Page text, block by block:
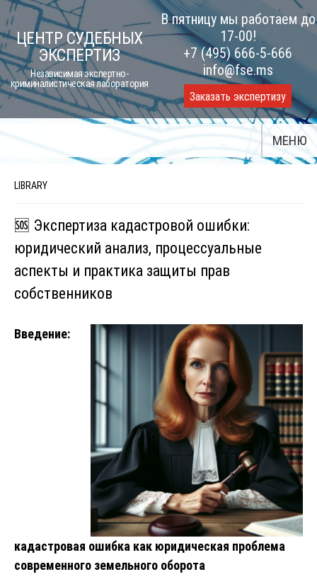
Skip
to
content
ЦЕНТР СУДЕБНЫХ
ЭКСПЕРТИЗ
Независимая экспертно-
криминалистическая лаборатория
В пятницу мы работаем до
17-00!
+7 (495) 666-5-666
info@fse.ms
Заказать экспертизу
МЕНЮ
LIBRARY
🆘 Экспертиза кадастровой ошибки:
юридический анализ, процессуальные
аспекты и практика защиты прав
собственников
Введение:
кадастровая ошибка как юридическая проблема
современного земельного оборота